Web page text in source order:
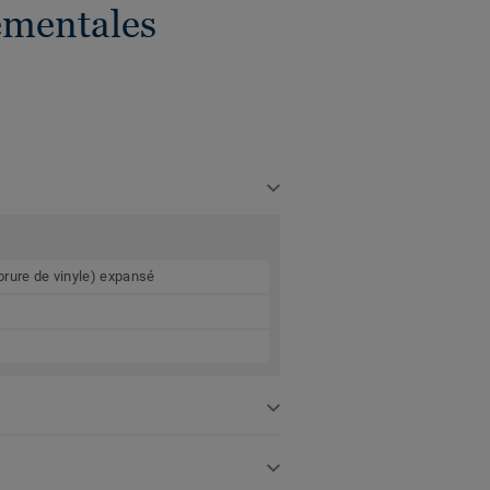
de vinyle) expansé